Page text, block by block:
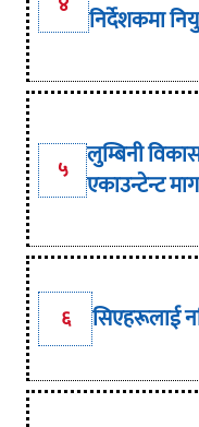
निर्देशकमा
५ लुम्बिनी
एकाउन्टेन्ट
६ सिएहरूलाई